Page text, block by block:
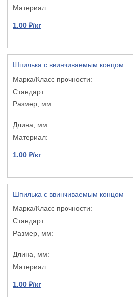
1.00 ₽/кг
Шпилька с ввинчиваемым концом
1.00 ₽/кг
Шпилька с ввинчиваемым концом
1.00 ₽/кг